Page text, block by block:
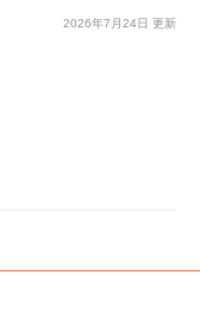
2026年7月24日 更新